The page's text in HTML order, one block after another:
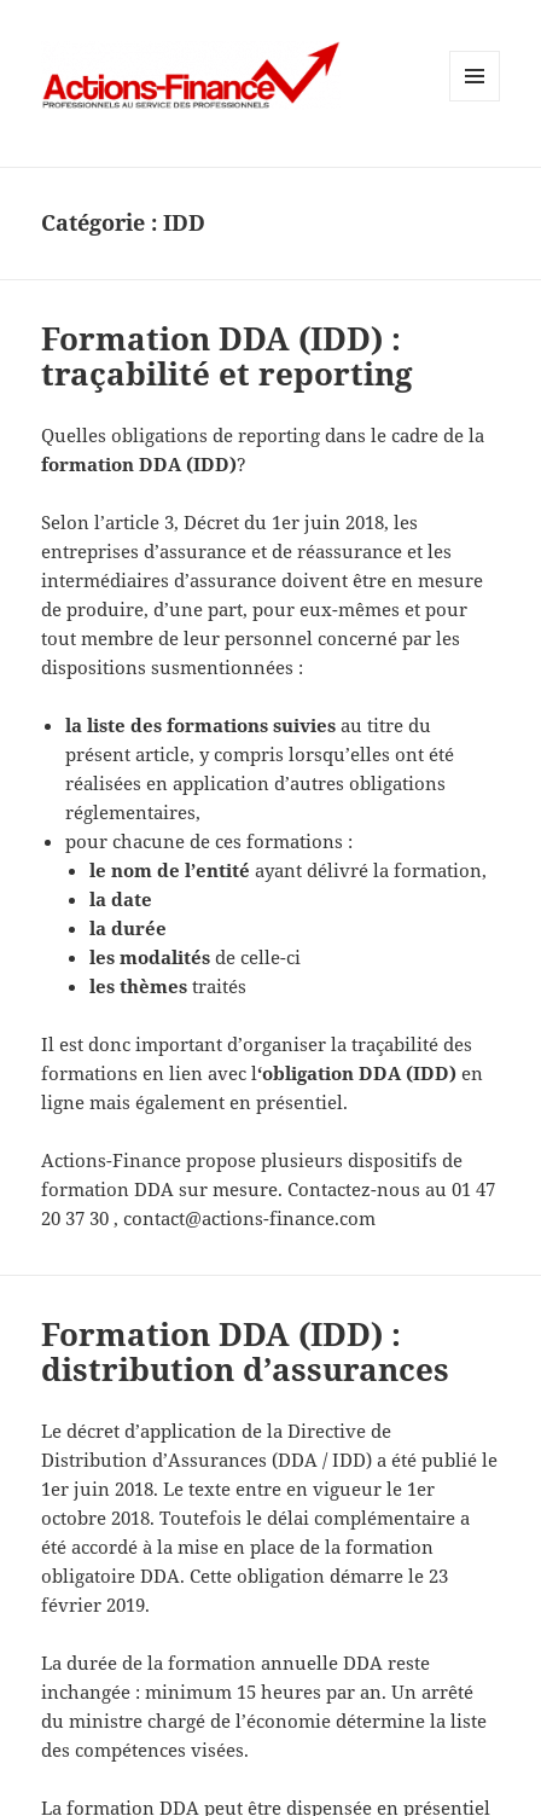
Catégorie :IDD
Formation DDA (IDD) :
traçabilité et reporting
Quelles obligations de reporting dans le cadre de la
formation DDA (IDD)?
Selon l’article 3, Décret du 1er juin 2018, les
entreprises d’assurance et de réassurance et les
intermédiaires d’assurance doivent être en mesure
de produire, d’une part, pour eux-mêmes et pour
tout membre de leur personnel concerné par les
dispositions susmentionnées :
la liste des formations suivies au titre du
présent article, y compris lorsqu’elles ont été
réalisées en application d’autres obligations
réglementaires,
pour chacune de ces formations :
le nom de l’entité ayant délivré la formation,
la date
la durée
les modalités de celle-ci
les thèmes traités
Il est donc important d’organiser la traçabilité des
formations en lien avec l‘obligation DDA (IDD) en
ligne mais également en présentiel.
Actions-Finance propose plusieurs dispositifs de
formation DDA sur mesure. Contactez-nous au 01 47
20 37 30 , contact@actions-finance.com
Formation DDA (IDD) :
distribution d’assurances
Le décret d’application de la Directive de
Distribution d’Assurances (DDA / IDD) a été publié le
1er juin 2018. Le texte entre en vigueur le 1er
octobre 2018. Toutefois le délai complémentaire a
été accordé à la mise en place de la formation
obligatoire DDA. Cette obligation démarre le 23
février 2019.
La durée de la formation annuelle DDA reste
inchangée : minimum 15 heures par an. Un arrêté
du ministre chargé de l’économie détermine la liste
des compétences visées.
La formation DDA peut être dispensée en présentiel